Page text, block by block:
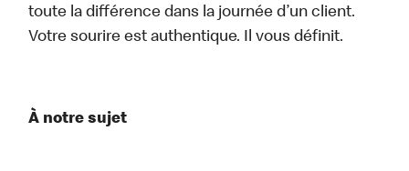
toute la différence dans la journée d’un client.
Votre sourire est authentique. Il vous définit.
À notre sujet